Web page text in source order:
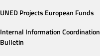
UNED Projects European Funds
Internal Information Coordination
Bulletin